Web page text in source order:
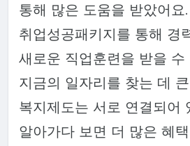
통해 많은 도움을 받았어요
취업성공패키지를 통해 경
새로운 직업훈련을 받을 수
지금의 일자리를 찾는 데
복지제도는 서로 연결되어
알아가다 보면 더 많은 혜